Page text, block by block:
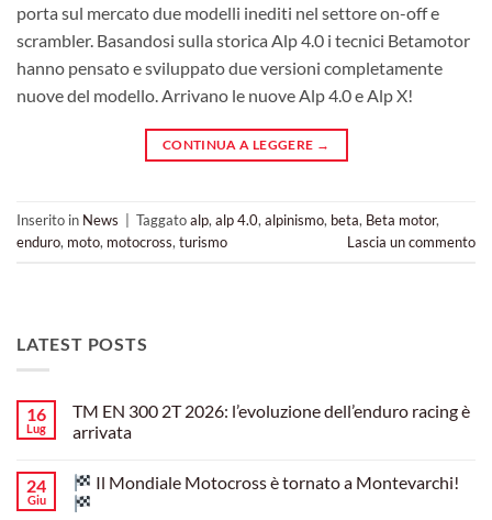
porta sul mercato due modelli inediti nel settore on-off e
scrambler. Basandosi sulla storica Alp 4.0 i tecnici Betamotor
hanno pensato e sviluppato due versioni completamente
nuove del modello. Arrivano le nuove Alp 4.0 e Alp X!
CONTINUA A LEGGERE →
Inserito in News Taggatoalp,alp 4.0,alpinismo, beta, Beta motor,
enduro, moto, motocross,turismo Lascia un commento
LATEST POSTS
16
Lug
TM EN 300 2T 2026: l’evoluzione dell’enduro racing è
arrivata
su
TM
EN
24
Giu
Il Mondiale Motocross è tornato a Montevarchi!